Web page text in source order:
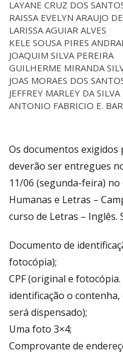
LAYANE CRUZ DOS
RAISSA EVELYN ARAUJO
LARISSA AGUIAR ALVES
KELE SOUSA PIRES
JOAQUIM SILVA PEREIRA
GUILHERME MIRANDA
JOAS MORAES DOS
JEFFREY MARLEY DA
ANTONIO FABRICIO E.
Os documentos exigidos
deverão ser entregues
11/06 (segunda-feira) no
Humanas e Letras –
curso de Letras – Inglês.
Documento de
fotocópia);
CPF (original e
identificação o contenha,
será dispensado);
Uma foto 3×4;
Comprovante de